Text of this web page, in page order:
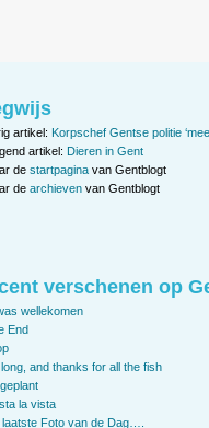
artikel: Korpschef Gentse politie
artikel: Dieren in Gent
de startpagina van Gentblogt
de archieven van Gentblogt
verschenen op
wellekomen
End
and thanks for all the fish
la vista
laatste Foto van de Dag….